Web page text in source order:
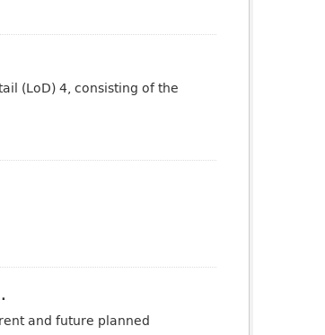
(LoD) 4, consisting of the
and future planned